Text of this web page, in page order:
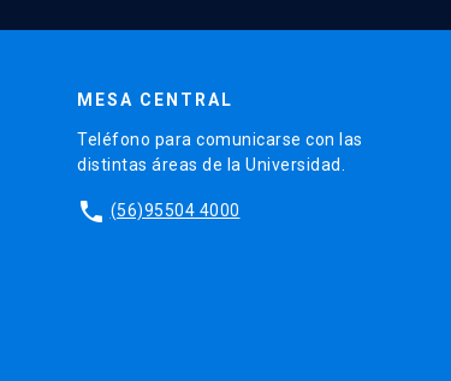
MESA CENTRAL
Teléfono para comunicarse con las
distintas áreas de la Universidad.
phone (56)95504 4000